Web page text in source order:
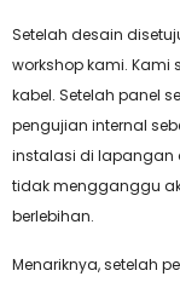
Setelah desain
workshop kami.
kabel. Setelah panel
pengujian internal
instalasi di lapangan
tidak mengganggu
berlebihan.
Menariknya, setelah